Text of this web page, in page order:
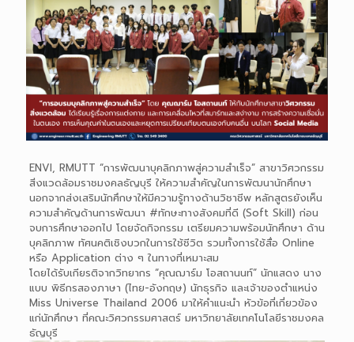
ENVI, RMUTT​ “การพัฒนาบุคลิกภาพสู่ความสำเร็จ” สาขาวิศวกรรม
สิ่งแวดล้อมราชมงคลธัญบุรี ให้ความสำคัญในการพัฒนานักศึกษา
นอกจากส่งเสริมนักศึกษาให้มีความรู้ทางด้านวิชาชีพ หลักสูตรยังเห็น
ความสำคัญด้านการพัฒนา #ทักษะทางสังคมที่ดี (Soft Skill) ก่อน
จบการศึกษาออกไป โดยจัดกิจกรรม เตรียมความพร้อมนักศึกษา ด้าน
บุคลิกภาพ ทัศนคติเชิงบวกในการใช้ชีวิต รวมทั้งการใช้สื่อ Online
หรือ Application ต่าง ๆ ในทางที่เหมาะสม
โดยได้รับเกียรติจากวิทยากร “คุณฌาร์ม​ โอสถานนท์​” นักแสดง นาง
แบบ​ พิธีกรสองภาษา​ (ไทย-อังกฤษ) นักธุรกิจ​ และเจ้าของตำแหน่ง
Miss Universe Thailand 2006 มาให้คำแนะนำ หัวข้อที่เกี่ยวข้อง
แก่นักศึกษา ที่คณะวิศวกรรมศาสตร์ มหาวิทยาลัยเทคโนโลยีราชมงคล
ธัญบุรี